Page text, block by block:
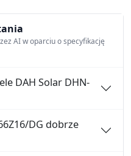
AI w oparciu o specyfikację
DAH Solar DHN-
DG dobrze